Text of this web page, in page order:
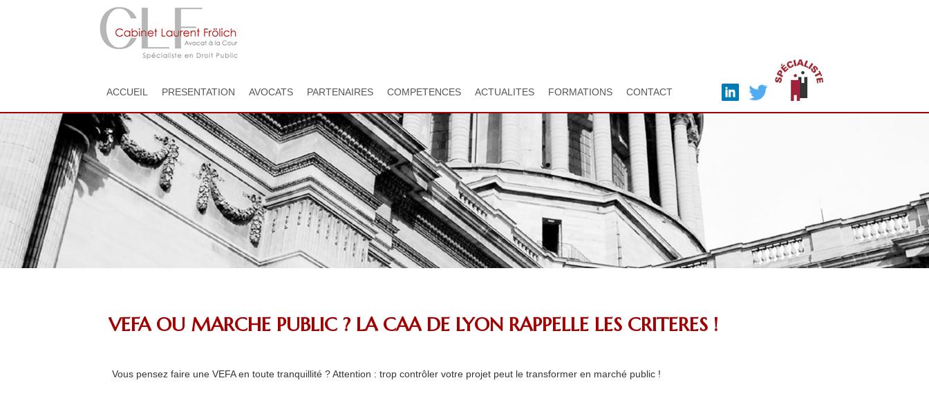
ACCUEIL PRESENTATION AVOCATS PARTENAIRES COMPETENCES ACTUALITES FORMATIONS CONTACT
VEFA OU MARCHE PUBLIC ? LA CAA DE LYON RAPPELLE LES CRITERES !
Vous pensez faire une VEFA en toute tranquillité ? Attention : trop contrôler votre projet peut le transformer en marché public !